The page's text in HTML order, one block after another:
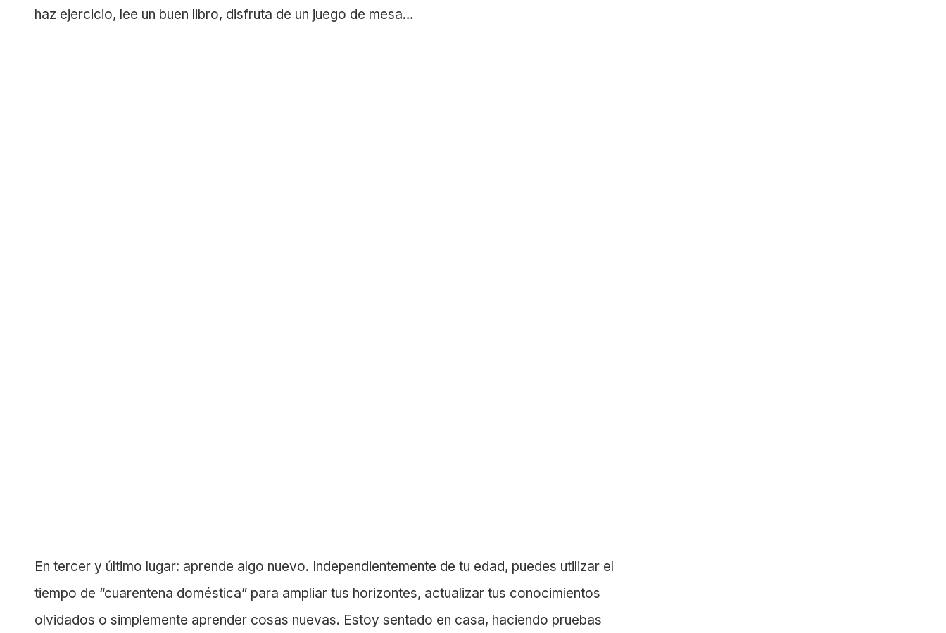
haz ejercicio, lee un buen libro, disfruta de un juego de mesa…
En tercer y último lugar: aprende algo nuevo. Independientemente de tu edad, puedes utilizar el
tiempo de “cuarentena doméstica” para ampliar tus horizontes, actualizar tus conocimientos
olvidados o simplemente aprender cosas nuevas. Estoy sentado en casa, haciendo pruebas